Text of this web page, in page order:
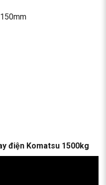
điện Komatsu 1500kg